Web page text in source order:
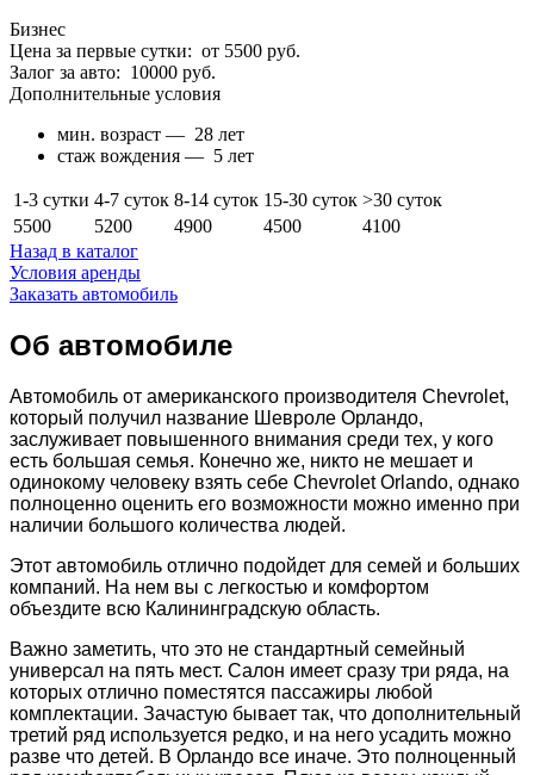
Бизнес
Цена за первые сутки: от 5500 руб.
Залог за авто: 10000 руб.
Дополнительные условия
мин. возраст — 28 лет
стаж вождения — 5 лет
1-3 сутки 4-7 суток 8-14 суток 15-30 суток >30 суток
5500
5200 4900 4500
4100
Назад в каталог
Условия аренды
Заказать автомобиль
Об автомобиле
Автомобиль от американского производителя Chevrolet,
который получил название Шевроле Орландо,
заслуживает повышенного внимания среди тех, у кого
есть большая семья. Конечно же, никто не мешает и
одинокому человеку взять себе Chevrolet Orlando, однако
полноценно оценить его возможности можно именно при
наличии большого количества людей.
Этот автомобиль отлично подойдет для семей и больших
компаний. На нем вы с легкостью и комфортом
объездите всю Калининградскую область.
Важно заметить, что это не стандартный семейный
универсал на пять мест. Салон имеет сразу три ряда, на
которых отлично поместятся пассажиры любой
комплектации. Зачастую бывает так, что дополнительный
третий ряд используется редко, и на него усадить можно
разве что детей. В Орландо все иначе. Это полноценный